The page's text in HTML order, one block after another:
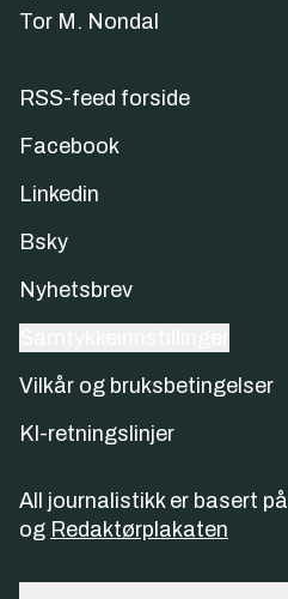
Tor M. Nondal
RSS-feed forside
Facebook
Linkedin
Bsky
Nyhetsbrev
Vilkår og bruksbetingelser
KI-retningslinjer
All journalistikk er basert på
og Redaktørplakaten